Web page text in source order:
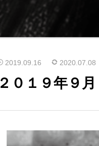
2019.09.16 2020.07.08
２０１９年９